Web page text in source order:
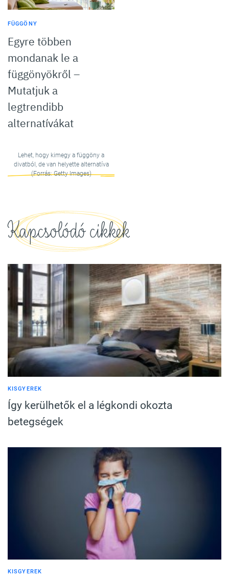
FÜGGÖNY
Egyre többen
mondanak le a
függönyökről –
Mutatjuk a
legtrendibb
alternatívákat
Lehet, hogy kimegy a függöny a
divatból, de van helyette alternatíva
(Forrás: Getty Images)
Kapcsolódó cikkek
KISGYEREK
Így kerülhetők el a légkondi okozta
betegségek
KISGYEREK